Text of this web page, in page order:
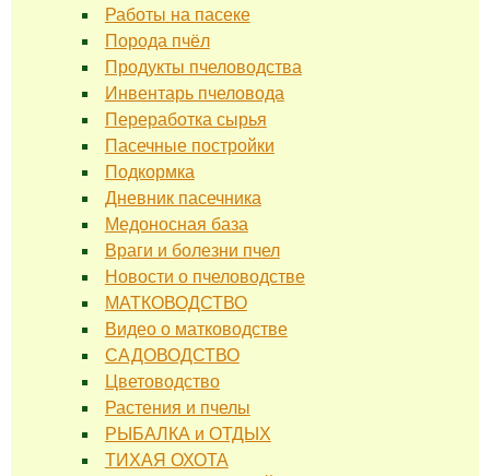
Работы на пасеке
Порода пчёл
Продукты пчеловодства
Инвентарь пчеловода
Переработка сырья
Пасечные постройки
Подкормка
Дневник пасечника
Медоносная база
Враги и болезни пчел
Новости о пчеловодстве
МАТКОВОДСТВО
Видео о матководстве
САДОВОДСТВО
Цветоводство
Растения и пчелы
РЫБАЛКА и ОТДЫХ
ТИХАЯ ОХОТА